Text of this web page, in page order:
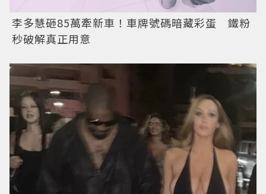
李多慧砸85萬牽新車！車牌號碼暗藏彩蛋 鐵粉
秒破解真正用意